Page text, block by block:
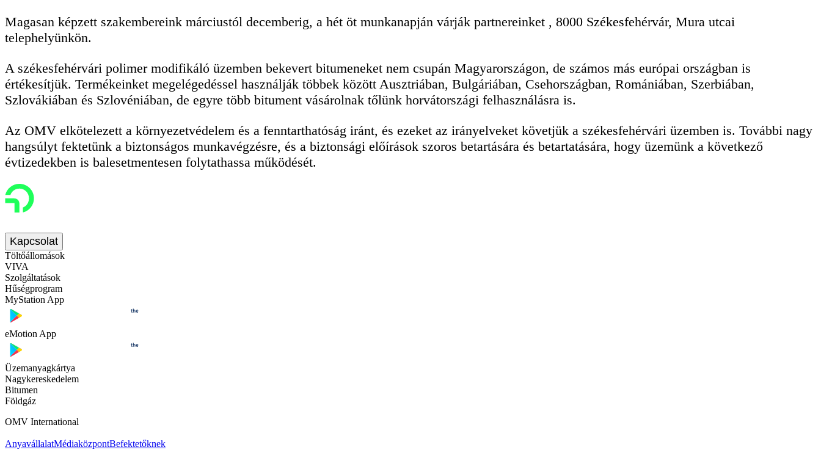
Magasan képzett szakembereink márciustól decemberig, a hét öt munkanapján várják partnereinket , 8000 Székesfehérvár, Mura utcai
telephelyünkön.
A székesfehérvári polimer modifikáló üzemben bekevert bitumeneket nem csupán Magyarországon, de számos más európai országban is
értékesítjük. Termékeinket megelégedéssel használják többek között Ausztriában, Bulgáriában, Csehországban, Romániában, Szerbiában,
Szlovákiában és Szlovéniában, de egyre több bitument vásárolnak tőlünk horvátországi felhasználásra is.
Az OMV elkötelezett a környezetvédelem és a fenntarthatóság iránt, és ezeket az irányelveket követjük a székesfehérvári üzemben is. További nagy
hangsúlyt fektetünk a biztonságos munkavégzésre, és a biztonsági előírások szoros betartására és betartatására, hogy üzemünk a következő
évtizedekben is balesetmentesen folytathassa működését.
Kapcsolat
Töltőállomások
VIVA
Szolgáltatások
Hűségprogram
MyStation App
eMotion App
Üzemanyagkártya
Nagykereskedelem
Bitumen
Földgáz
OMV International
AnyavállalatMédiaközpontBefektetőknek